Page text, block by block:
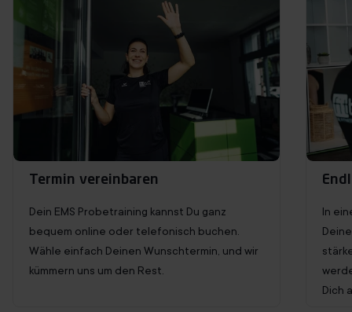
Termin vereinbaren
Dein EMS Probetraining kannst Du ganz
bequem online oder telefonisch buchen.
Wähle einfach Deinen Wunschtermin, und wir
kümmern uns um den Rest.
In
Dich